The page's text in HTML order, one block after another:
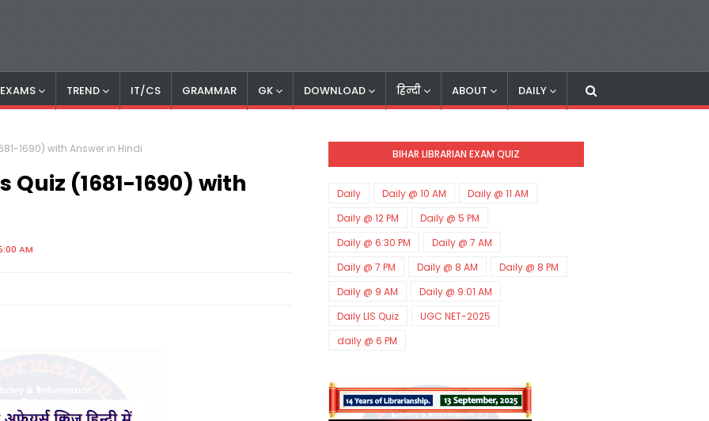
TREND IT/CS GRAMMAR GK DOWNLOAD हिन्दी ABOUT DAILY
1690) with Answer in Hindi
(1681-1690) with
AM
BIHAR LIBRARIAN EXAM QUIZ
Daily Daily @ 10 AM
Daily @ 11 AM
Daily @ 12 PM
Daily @ 5 PM
Daily @ 6:30 PM
Daily @ 7 AM
Daily @ 7 PM
Daily @ 8 AM
Daily @ 8 PM
Daily @ 9 AM
Daily @ 9:01 AM
Daily LIS Quiz
UGC NET-2025
daily @ 6 PM